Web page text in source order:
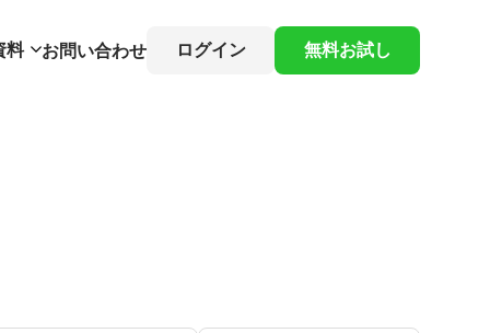
料 お問い合わせ ログイン 無料お試し